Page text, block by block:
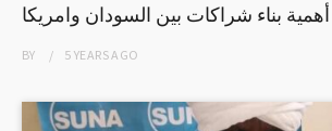
أهمية بناء شراكات بين السودان وامريكا
BY 5 YEARSAGO